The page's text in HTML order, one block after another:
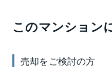
このマンション
売却をご検討の方